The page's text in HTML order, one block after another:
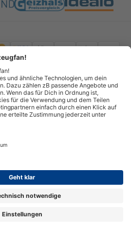
Widerruf Vertrag widerrufen
ges. MwSt. *Kostenloser Versand innerhalb
Bestellungen ab 100,00 Euro.
- Alle Rechte vorbehalten. powered by